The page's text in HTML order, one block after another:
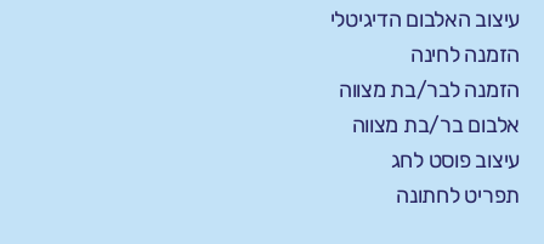
עיצוב האלבום הדיגיטלי
הזמנה לחינה
הזמנה לבר/בת מצווה
אלבום בר/בת מצווה
עיצוב פוסט לחג
תפריט לחתונה